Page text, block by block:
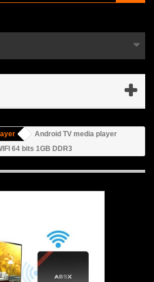
Android TV media player
64 bits 1GB DDR3